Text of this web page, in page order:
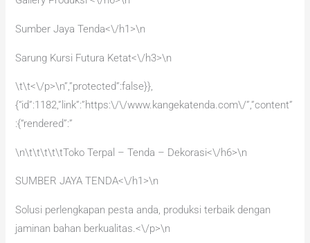
Sumber Jaya Tenda<\/h1>\n
Sarung Kursi Futura Ketat<\/h3>\n
\t\t<\/p>\n”,”protected”:false}},
{“id”:1182,”link”:”https:\/\/www.kangekatenda.com\/”,”content”
:{“rendered”:”
\n\t\t\t\t\tToko Terpal – Tenda – Dekorasi<\/h6>\n
SUMBER JAYA TENDA<\/h1>\n
Solusi perlengkapan pesta anda, produksi terbaik dengan
jaminan bahan berkualitas.<\/p>\n